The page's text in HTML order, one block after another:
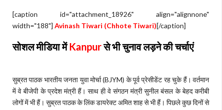
[caption id="attachment_18926" align="alignnone"
width="188"] Avinash Tiwari (Chhote Tiwari)[/caption]
सोशल मीडिया मेंKanpurसे भी चुनाव लड़ने की चर्चाएं
सुब्रत पाठक भारतीय जनता युवा मोर्चा (BJYM) के पूर्व प्रेसीडेंट रह चुके हैं। वर्तमान
में वे बीजेपी के प्रदेश मंत्री हैं। साथ ही वे संगठन मंत्री सुनील बंसल के बेहद करीबी
लोगों में भी हैं। सुब्रत पाठक के लिंक डायरेक्ट अमित शाह से भी हैं। पिछले कुछ दिनों से